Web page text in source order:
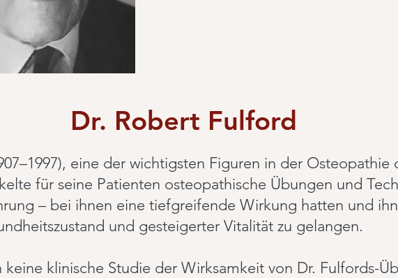
Dr. Robert Fulford
eine der wichtigsten Figuren in der Osteopathie
für seine Patienten osteopathische Übungen und
– bei ihnen eine tiefgreifende Wirkung hatten und
und gesteigerter Vitalität zu gelangen.
klinische Studie der Wirksamkeit von Dr. Fulfords-